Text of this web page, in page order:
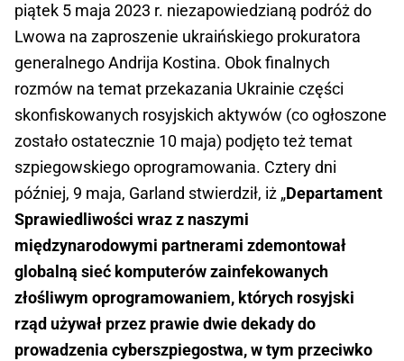
piątek 5 maja 2023 r. niezapowiedzianą podróż do
Lwowa na zaproszenie ukraińskiego prokuratora
generalnego Andrija Kostina. Obok finalnych
rozmów na temat przekazania Ukrainie części
skonfiskowanych rosyjskich aktywów (co ogłoszone
zostało ostatecznie 10 maja) podjęto też temat
szpiegowskiego oprogramowania. Cztery dni
później, 9 maja, Garland stwierdził, iż „Departament
Sprawiedliwości wraz z naszymi
międzynarodowymi partnerami zdemontował
globalną sieć komputerów zainfekowanych
złośliwym oprogramowaniem, których rosyjski
rząd używał przez prawie dwie dekady do
prowadzenia cyberszpiegostwa, w tym przeciwko